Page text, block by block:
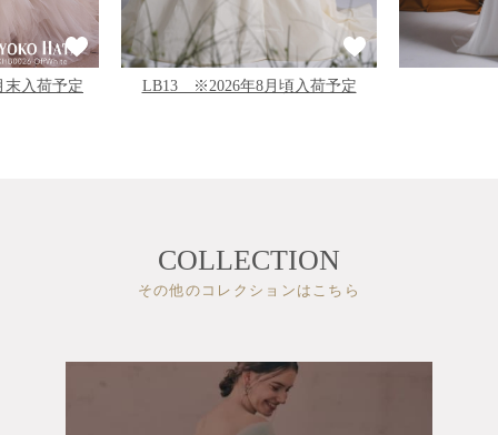
入荷予定 LB13 ※2026年8月頃入荷予定
COLLECTION
その他のコレクションはこちら